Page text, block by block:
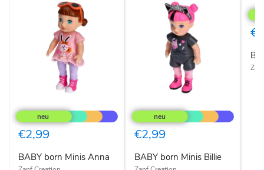
born
Minis
Anna
€2,99
BABY born Minis Anna
born
Minis
Billie
€2,99
BABY born Minis Billie
Alex